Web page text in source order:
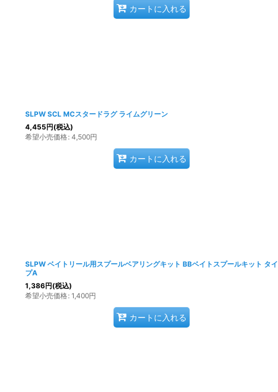
カートに入れる
SLPW SCL MCスタードラグ ライムグリーン
4,455円(税込)
希望小売価格: 4,500円
カートに入れる
SLPW ベイトリール用スプールベアリングキット BBベイトスプールキット タイ
プA
1,386円(税込)
希望小売価格: 1,400円
カートに入れる